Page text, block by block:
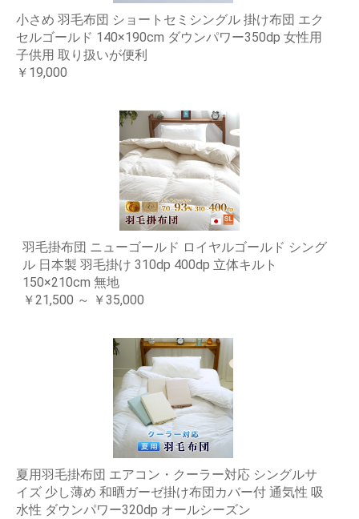
小さめ 羽毛布団 ショートセミシングル 掛け布団 エク
セルゴールド 140×190cm ダウンパワー350dp 女性用
子供用 取り扱いが便利
￥19,000
羽毛掛布団 ニューゴールド ロイヤルゴールド シング
ル 日本製 羽毛掛け 310dp 400dp 立体キルト
150×210cm 無地
￥21,500 ～ ￥35,000
夏用羽毛掛布団 エアコン・クーラー対応 シングルサ
イズ 少し薄め 和晒ガーゼ掛け布団カバー付 通気性 吸
水性 ダウンパワー320dp オールシーズン